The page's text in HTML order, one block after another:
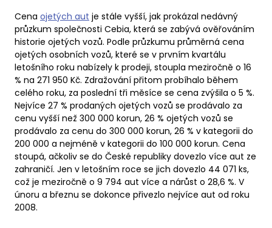
Cena ojetých aut je stále vyšší, jak prokázal nedávný
průzkum společnosti Cebia, která se zabývá ověřováním
historie ojetých vozů. Podle průzkumu průměrná cena
ojetých osobních vozů, které se v prvním kvartálu
letošního roku nabízely k prodeji, stoupla meziročně o 16
% na 271 950 Kč. Zdražování přitom probíhalo během
celého roku, za poslední tři měsíce se cena zvýšila o 5 %.
Nejvíce 27 % prodaných ojetých vozů se prodávalo za
cenu vyšší než 300 000 korun, 26 % ojetých vozů se
prodávalo za cenu do 300 000 korun, 26 % v kategorii do
200 000 a nejméně v kategorii do 100 000 korun. Cena
stoupá, ačkoliv se do České republiky dovezlo více aut ze
zahraničí. Jen v letošním roce se jich dovezlo 44 071 ks,
což je meziročně o 9 794 aut více a nárůst o 28,6 %. V
únoru a březnu se dokonce přivezlo nejvíce aut od roku
2008.